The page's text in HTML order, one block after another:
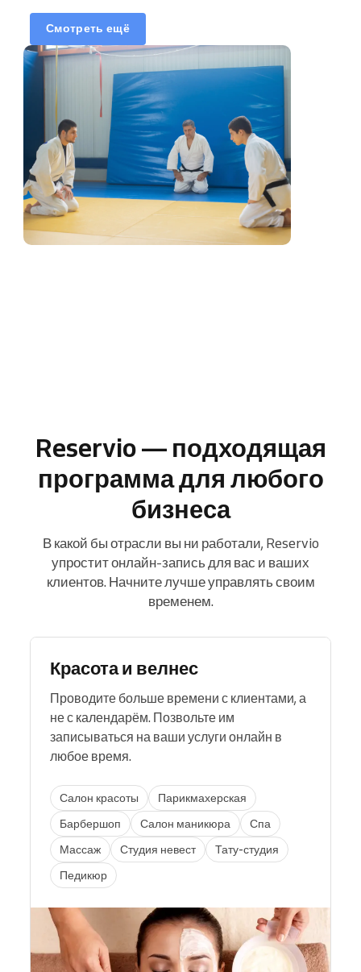
Смотреть ещё
Reservio — подходящая
программа для любого
бизнеса
В какой бы отрасли вы ни работали, Reservio
упростит онлайн-запись для вас и ваших
клиентов. Начните лучше управлять своим
временем.
Красота и велнес
Проводите больше времени с клиентами, а
не с календарём. Позвольте им
записываться на ваши услуги онлайн в
любое время.
Салон красоты
Парикмахерская
Барбершоп
Салон маникюра
Спа
Массаж
Студия невест
Тату-студия
Педикюр